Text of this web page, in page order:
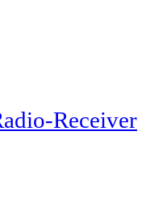
Receiver